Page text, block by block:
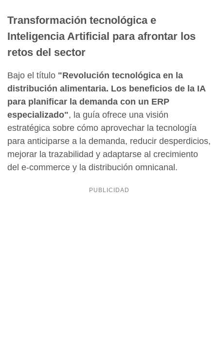
Transformación tecnológica e
Inteligencia Artificial para afrontar los
retos del sector
Bajo el título "Revolución tecnológica en la
distribución alimentaria. Los beneficios de la IA
para planificar la demanda con un ERP
especializado", la guía ofrece una visión
estratégica sobre cómo aprovechar la tecnología
para anticiparse a la demanda, reducir desperdicios,
mejorar la trazabilidad y adaptarse al crecimiento
del e-commerce y la distribución omnicanal.